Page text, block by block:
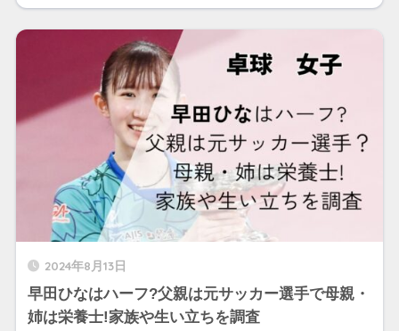
2024年8月13日
早田ひなはハーフ?父親は元サッカー選手で母親・
姉は栄養士!家族や生い立ちを調査